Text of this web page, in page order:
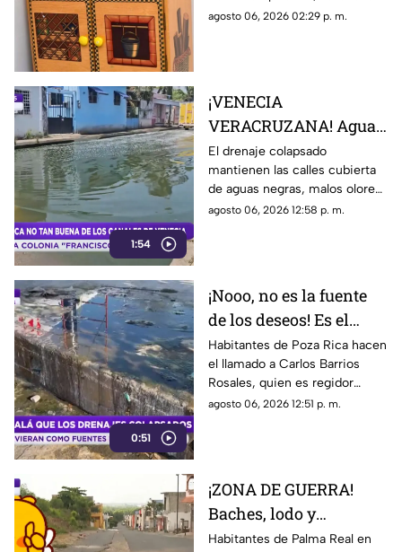
cocina de juguete
investigan las circunstancias
agosto 06, 2026 02:29 p. m.
1:54
¡VENECIA
VERACRUZANA! Aguas
negras inundan calles
y desatan foco de
infección en
Coatzacoalcos
El drenaje colapsado
mantienen las calles cubierta
de aguas negras, malos olores
y lodo, mientras comerciantes
agosto 06, 2026 12:58 p. m.
0:51
¡Nooo, no es la fuente
de los deseos! Es el
drenaje encargado de
aromatizar a Poza Rica
Habitantes de Poza Rica hacen
el llamado a Carlos Barrios
Rosales, quien es regidor
comisionado en Drenajes, y
agosto 06, 2026 12:51 p. m.
¡ZONA DE GUERRA!
Baches, lodo y
socavones desesperan
Habitantes de Palma Real en